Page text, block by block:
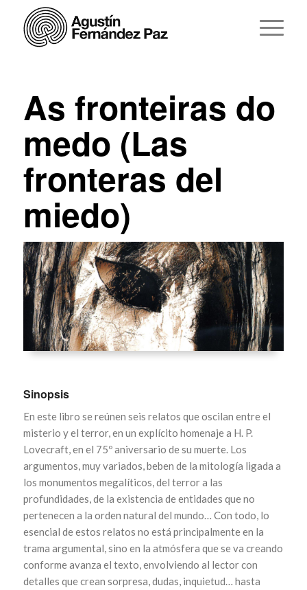
As fronteiras do
medo (Las
fronteras del
miedo)
Sinopsis
En este libro se reúnen seis relatos que oscilan entre el
misterio y el terror, en un explícito homenaje a H. P.
Lovecraft, en el 75º aniversario de su muerte. Los
argumentos, muy variados, beben de la mitología ligada a
los monumentos megalíticos, del terror a las
profundidades, de la existencia de entidades que no
pertenecen a la orden natural del mundo… Con todo, lo
esencial de estos relatos no está principalmente en la
trama argumental, sino en la atmósfera que se va creando
conforme avanza el texto, envolviendo al lector con
detalles que crean sorpresa, dudas, inquietud… hasta